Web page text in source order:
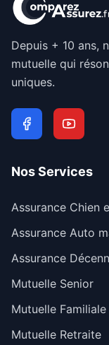
Depuis + 10 ans,
mutuelle qui
uniques.
Nos Services
Assurance Chien
Assurance Auto
Assurance
Mutuelle Senior
Mutuelle Familiale
Mutuelle Retraite